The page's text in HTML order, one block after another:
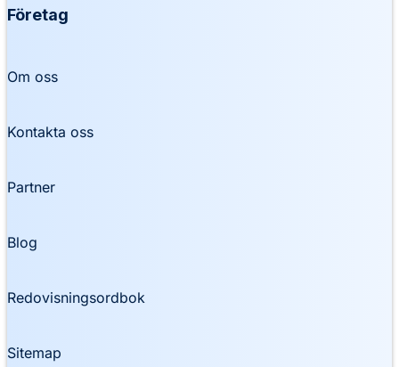
Företag
Om oss
Kontakta oss
Partner
Blog
Redovisningsordbok
Sitemap